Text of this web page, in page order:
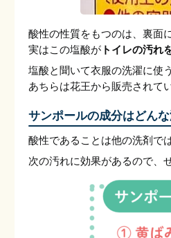
酸性の性質をもつのは、裏面
実はこの塩酸が トイレの汚れ
塩酸と聞いて衣服の洗濯に使
あちらは花王から販売されて
サンポールの成分はどん
酸性であることは他の洗剤で
次の汚れに効果があるので、